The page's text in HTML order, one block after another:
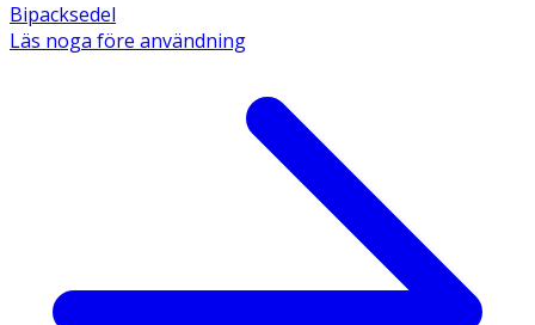
Bipacksedel
Läs noga före användning